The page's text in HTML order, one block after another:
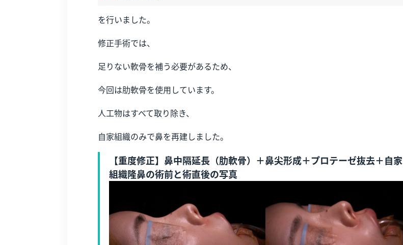
を行いました。
修正手術では、
足りない軟骨を補う必要があるため、
今回は肋軟骨を使用しています。
人工物はすべて取り除き、
自家組織のみで鼻を再建しました。
【重度修正】鼻中隔延長（肋軟骨）＋鼻尖形成＋プロテーゼ抜去＋自家
組織隆鼻の術前と術直後の写真